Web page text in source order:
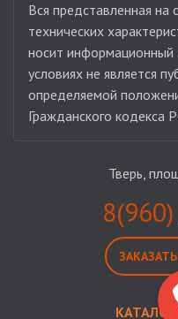
Вся представленная на
технических
носит информационный
условиях не является
определяемой
Гражданского кодекса
Тверь,
8(960)
КАТАЛОГ